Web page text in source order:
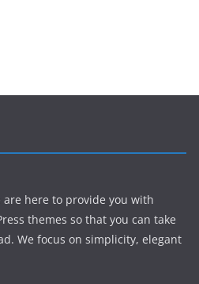
are here to provide you with
themes so that you can take
We focus on simplicity, elegant